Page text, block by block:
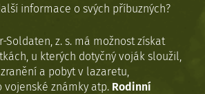
informace o svých příbuzných?
Soldaten, z. s. má možnost získat
u kterých dotyčný voják sloužil,
a pobyt v lazaretu,
vojenské známky atp. Rodinní